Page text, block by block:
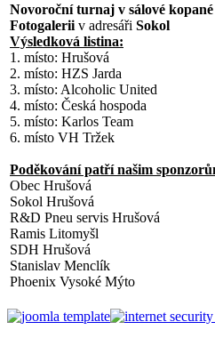
Novoroční turnaj v sálové kopané
Fotogalerii v adresáři Sokol
Výsledková listina:
1. místo: Hrušová
2. místo: HZS Jarda
3. místo: Alcoholic United
4. místo: Česká hospoda
5. místo: Karlos Team
6. místo VH Tržek
Poděkování patří našim
Obec Hrušová
Sokol Hrušová
R&D Pneu servis Hrušová
Ramis Litomyšl
SDH Hrušová
Stanislav Menclík
Phoenix Vysoké Mýto